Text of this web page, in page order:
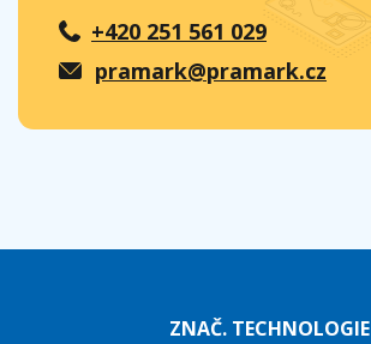
+420 251 561 029
pramark@pramark.cz
ZNAČ. TECHNOLOGIE